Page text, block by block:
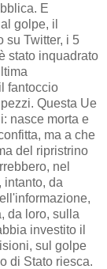
E
golpe, il
su Twitter, i 5
stato inquadrato
fantoccio
Questa Ue
nasce morta e
ma a che
del ripristrino
nel
intanto, da
da loro, sulla
investito il
sul golpe
di Stato riesca.